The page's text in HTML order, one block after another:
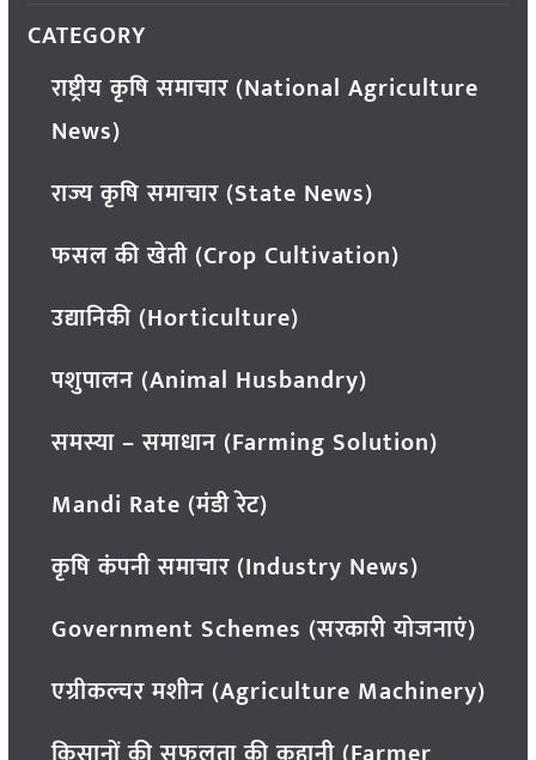
CATEGORY
राष्ट्रीय कृषि समाचार (National Agriculture
News)
राज्य कृषि समाचार (State News)
फसल की खेती (Crop Cultivation)
उद्यानिकी (Horticulture)
पशुपालन (Animal Husbandry)
समस्या – समाधान (Farming Solution)
Mandi Rate (मंडी रेट)
कृषि कंपनी समाचार (Industry News)
Government Schemes (सरकारी योजनाएं)
एग्रीकल्चर मशीन (Agriculture Machinery)